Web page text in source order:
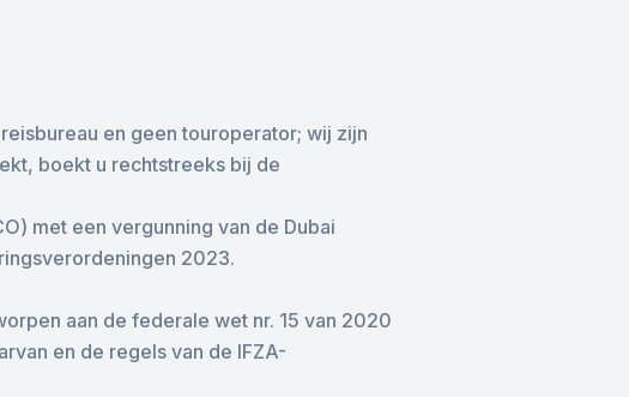
en geen touroperator; wij zijn
boekt u rechtstreeks bij de
met een vergunning van de Dubai
2023.
aan de federale wet nr. 15 van 2020
en de regels van de IFZA-